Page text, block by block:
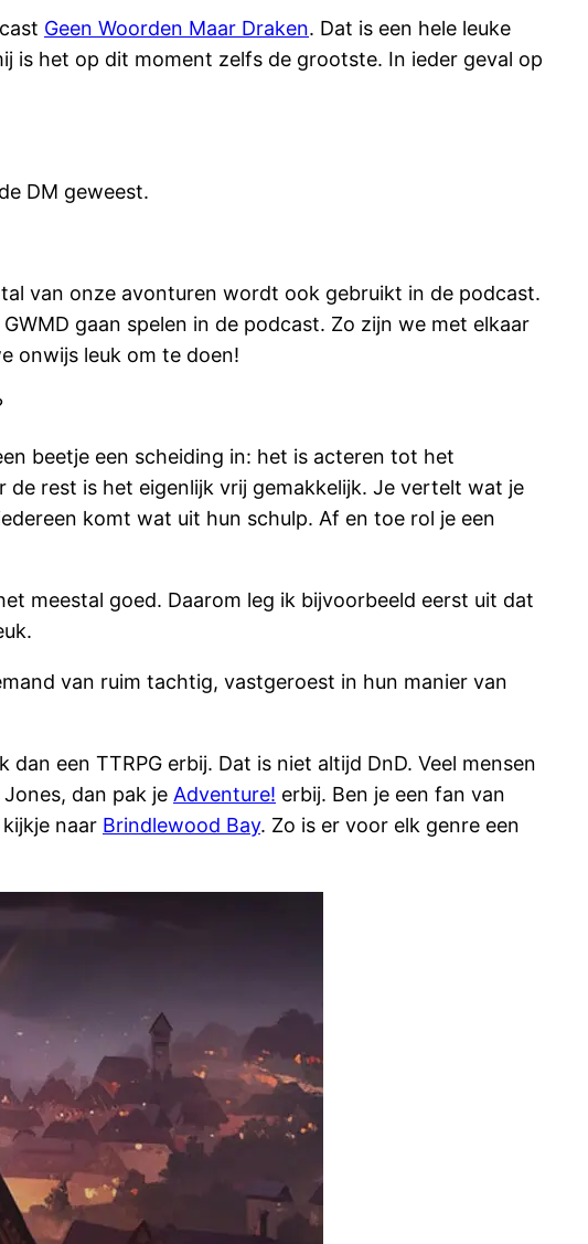
Geen Woorden Maar Draken. Dat is een hele leuke
is het op dit moment zelfs de grootste. In ieder geval op
DM geweest.
van onze avonturen wordt ook gebruikt in de podcast.
gaan spelen in de podcast. Zo zijn we met elkaar
onwijs leuk om te doen!
beetje een scheiding in: het is acteren tot het
rest is het eigenlijk vrij gemakkelijk. Je vertelt wat je
komt wat uit hun schulp. Af en toe rol je een
meestal goed. Daarom leg ik bijvoorbeeld eerst uit dat
van ruim tachtig, vastgeroest in hun manier van
een TTRPG erbij. Dat is niet altijd DnD. Veel mensen
dan pak je Adventure! erbij. Ben je een fan van
naar Brindlewood Bay. Zo is er voor elk genre een